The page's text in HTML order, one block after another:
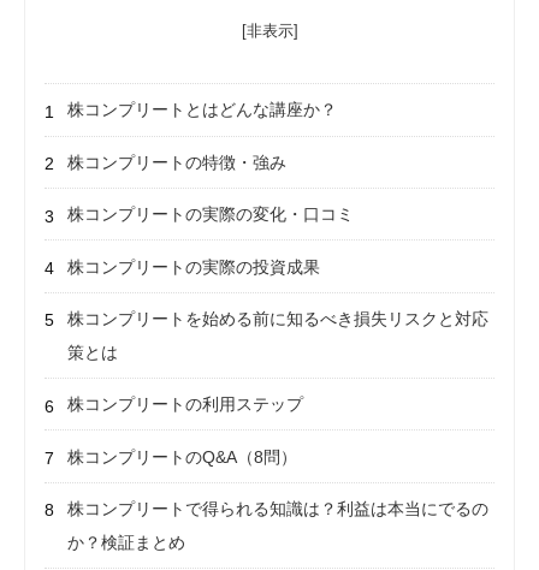
[非表示]
株コンプリートとはどんな講座か？
株コンプリートの特徴・強み
株コンプリートの実際の変化・口コミ
株コンプリートの実際の投資成果
株コンプリートを始める前に知るべき損失リスクと対応
策とは
株コンプリートの利用ステップ
株コンプリートのQ&A（8問）
株コンプリートで得られる知識は？利益は本当にでるの
か？検証まとめ